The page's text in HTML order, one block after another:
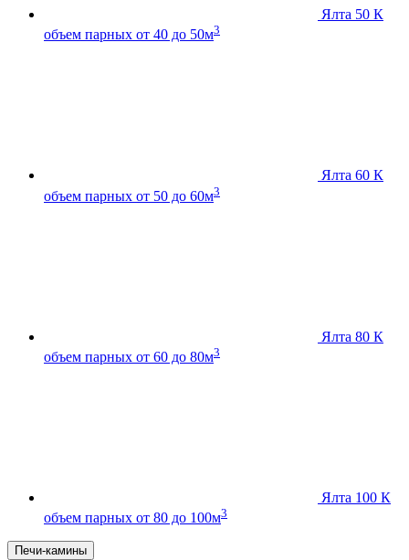
Ялта 50 К
объем парных от 40 до 50м3
Ялта 60 К
объем парных от 50 до 60м3
Ялта 80 К
объем парных от 60 до 80м3
Ялта 100 К
объем парных от 80 до 100м3
Печи-камины